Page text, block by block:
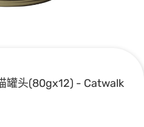
罐头(80gx12) - Catwalk